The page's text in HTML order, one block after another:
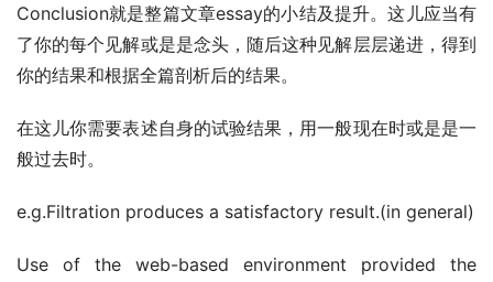
Conclusion就是整篇文章essay的小结及提升。这儿应当有
了你的每个见解或是是念头，随后这种见解层层递进，得到
你的结果和根据全篇剖析后的结果。
在这儿你需要表述自身的试验结果，用一般现在时或是是一
般过去时。
e.g.Filtration produces a satisfactory result.(in general)
Use of the web-based environment provided the